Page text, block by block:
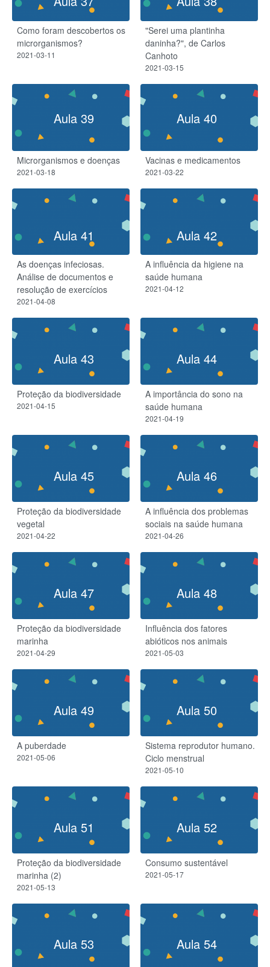
Como foram descobertos os
microrganismos?
2021-03-11
"Serei uma plantinha
daninha?", de Carlos
Canhoto
2021-03-15
Aula 39
Microrganismos e doenças
2021-03-18
Aula 40
Vacinas e medicamentos
2021-03-22
Aula 41
As doenças infeciosas.
Análise de documentos e
resolução de exercícios
2021-04-08
Aula 42
A influência da higiene na
saúde humana
2021-04-12
Aula 43
Proteção da biodiversidade
2021-04-15
Aula 44
A importância do sono na
saúde humana
2021-04-19
Aula 45
Proteção da biodiversidade
vegetal
2021-04-22
Aula 46
A influência dos problemas
sociais na saúde humana
2021-04-26
Aula 47
Proteção da biodiversidade
marinha
2021-04-29
Aula 48
Influência dos fatores
abióticos nos animais
2021-05-03
Aula 49
A puberdade
2021-05-06
Aula 50
Sistema reprodutor humano.
Ciclo menstrual
2021-05-10
Aula 51
Proteção da biodiversidade
marinha (2)
2021-05-13
Aula 52
Consumo sustentável
2021-05-17
Aula 53 Aula 54